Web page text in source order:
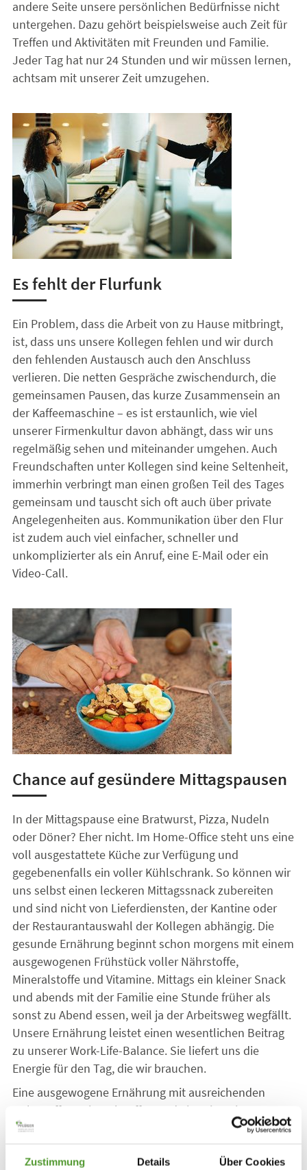
Zustimmung Details Über Cookies
andere Seite unsere persönlichen Bedürfnisse nicht
untergehen. Dazu gehört beispielsweise auch Zeit für
Treffen und Aktivitäten mit Freunden und Familie.
Jeder Tag hat nur 24 Stunden und wir müssen lernen,
achtsam mit unserer Zeit umzugehen.
Es fehlt der Flurfunk
Ein Problem, dass die Arbeit von zu Hause mitbringt,
ist, dass uns unsere Kollegen fehlen und wir durch
den fehlenden Austausch auch den Anschluss
verlieren. Die netten Gespräche zwischendurch, die
gemeinsamen Pausen, das kurze Zusammensein an
der Kaffeemaschine – es ist erstaunlich, wie viel
unserer Firmenkultur davon abhängt, dass wir uns
regelmäßig sehen und miteinander umgehen. Auch
Freundschaften unter Kollegen sind keine Seltenheit,
immerhin verbringt man einen großen Teil des Tages
gemeinsam und tauscht sich oft auch über private
Angelegenheiten aus. Kommunikation über den Flur
ist zudem auch viel einfacher, schneller und
unkomplizierter als ein Anruf, eine E-Mail oder ein
Video-Call.
Chance auf gesündere Mittagspausen
In der Mittagspause eine Bratwurst, Pizza, Nudeln
oder Döner? Eher nicht. Im Home-Office steht uns eine
voll ausgestattete Küche zur Verfügung und
gegebenenfalls ein voller Kühlschrank. So können wir
uns selbst einen leckeren Mittagssnack zubereiten
und sind nicht von Lieferdiensten, der Kantine oder
der Restaurantauswahl der Kollegen abhängig. Die
gesunde Ernährung beginnt schon morgens mit einem
ausgewogenen Frühstück voller Nährstoffe,
Mineralstoffe und Vitamine. Mittags ein kleiner Snack
und abends mit der Familie eine Stunde früher als
sonst zu Abend essen, weil ja der Arbeitsweg wegfällt.
Unsere Ernährung leistet einen wesentlichen Beitrag
zu unserer Work-Life-Balance. Sie liefert uns die
Energie für den Tag, die wir brauchen.
Eine ausgewogene Ernährung mit ausreichenden
Nährstoffen, Mineralstoffen und Vitaminen ist
entscheidend für eine gesunde Lebensweise. Dabei
Körper muss aufgenommene Nährstoffe auch optimal